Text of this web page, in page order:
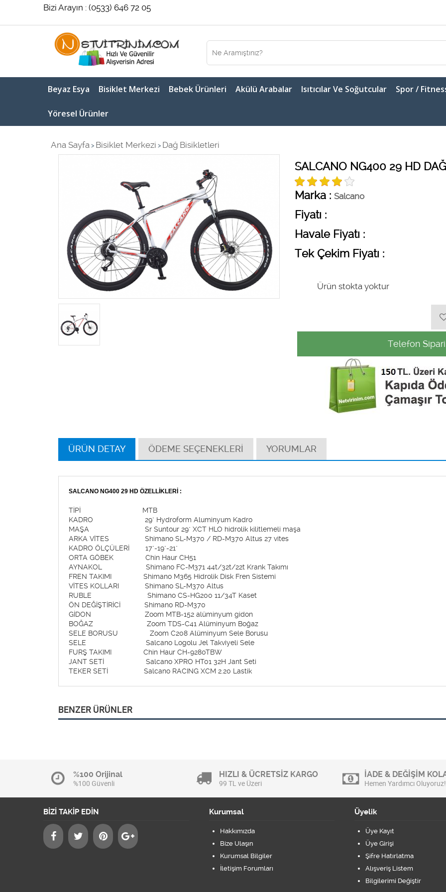
Bizi Arayın : (0533) 646 72 05
Beyaz Esya Bisiklet Merkezi Bebek Ürünleri Akülü Arabalar Isıtıcılar Ve Soğutcular Spor /
Yöresel Ürünler
Ana Sayfa > Bisiklet Merkezi > Dağ Bisikletleri
SALCANO NG400 29 HD
Marka : Salcano
Fiyatı :
Havale Fiyatı :
Tek Çekim Fiyatı :
Ürün stokta yoktur
Telefon
ÜRÜN DETAY ÖDEME SEÇENEKLERİ YORUMLAR
SALCANO NG400 29 HD ÖZELLİKLERİ :
TİPİ MTB
KADRO 29" Hydroform Aluminyum Kadro
MAŞA Sr Suntour 29" XCT HLO hidrolik kilitlemeli maşa
ARKA VİTES Shimano SL-M370 / RD-M370 Altus 27 vites
KADRO ÖLÇÜLERİ 17"-19"-21"
ORTA GÖBEK Chin Haur CH51
AYNAKOL Shimano FC-M371 44t/32t/22t Krank Takımı
FREN TAKIMI Shimano M365 Hidrolik Disk Fren Sistemi
VİTES KOLLARI Shimano SL-M370 Altus
RUBLE Shimano CS-HG200 11/34T Kaset
ÖN DEĞİŞTİRİCİ Shimano RD-M370
GİDON Zoom MTB-152 alüminyum gidon
BOĞAZ Zoom TDS-C41 Alüminyum Boğaz
SELE BORUSU Zoom C208 Alüminyum Sele Borusu
SELE Salcano Logolu Jel Takviyeli Sele
FURŞ TAKIMI Chin Haur CH-9280TBW
JANT SETİ Salcano XPRO HT01 32H Jant Seti
TEKER SETİ Salcano RACING XCM 2.20 Lastik
BENZER ÜRÜNLER
%100 Orijinal
%100 Güvenli
HIZLI & ÜCRETSİZ KARGO
99 TL ve Üzeri
İADE & DEĞİŞİM
Hemen Yardımcı Oluyoruz!
BİZİ TAKİP EDİN Kurumsal
Hakkımızda
Bize Ulaşın
Kurumsal Bilgiler
İletişim Forumları
Üyelik
Üye Kayıt
Üye Girişi
Şifre Hatırlatma
Alışveriş Listem
Bilgilerimi Değiştir